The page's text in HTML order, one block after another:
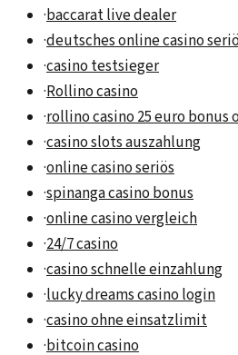
·baccarat live dealer
·deutsches online casino
·casino testsieger
·Rollino casino
·rollino casino 25 euro bonus
·casino slots auszahlung
·online casino seriös
·spinanga casino bonus
·online casino vergleich
·24/7 casino
·casino schnelle einzahlung
·lucky dreams casino login
·casino ohne einsatzlimit
·bitcoin casino